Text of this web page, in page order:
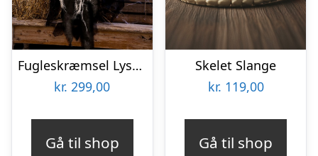
Fugleskræmsel Lysende
kr. 299,00
Gå til shop
Skelet Slange
kr. 119,00
Gå til shop